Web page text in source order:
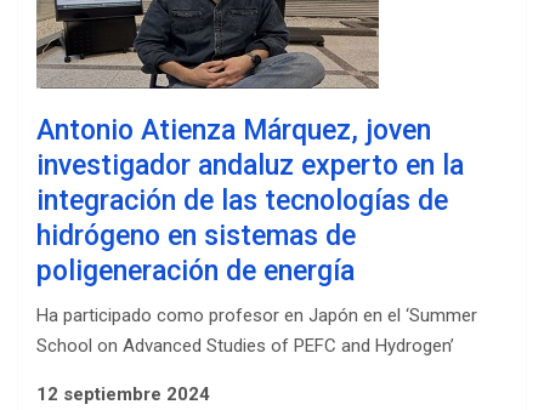
Antonio Atienza Márquez, joven
investigador andaluz experto en la
integración de las tecnologías de
hidrógeno en sistemas de
poligeneración de energía
Ha participado como profesor en Japón en el ‘Summer
School on Advanced Studies of PEFC and Hydrogen’
12 septiembre 2024